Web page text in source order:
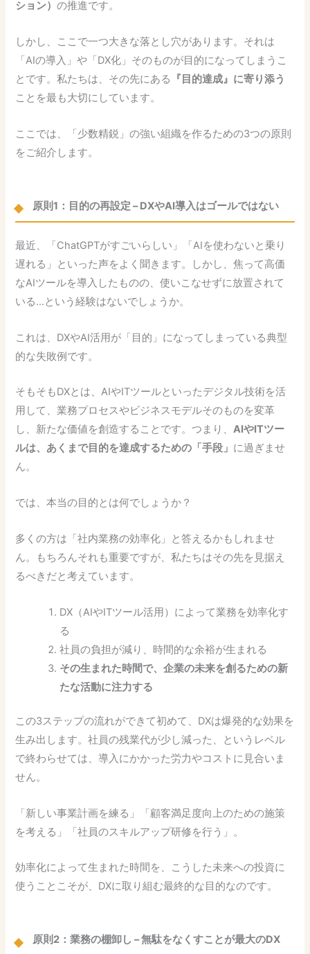
ション）の推進です。
しかし、ここで一つ大きな落とし穴があります。それは
「AIの導入」や「DX化」そのものが目的になってしまうこ
とです。私たちは、その先にある
『目的達成』に寄り添う
ことを最も大切にしています。
ここでは、「少数精鋭」の強い組織を作るための3つの原則
をご紹介します。
原則1：目的の再設定 – DXやAI導入はゴールではない
最近、「ChatGPTがすごいらしい」「AIを使わないと乗り
遅れる」といった声をよく聞きます。しかし、焦って高価
なAIツールを導入したものの、使いこなせずに放置されて
いる…という経験はないでしょうか。
これは、DXやAI活用が「目的」になってしまっている典型
的な失敗例です。
そもそもDXとは、AIやITツールといったデジタル技術を活
用して、業務プロセスやビジネスモデルそのものを変革
し、新たな価値を創造することです。つまり、AIやITツー
ルは、あくまで目的を達成するための「手段」 に過ぎませ
ん。
では、本当の目的とは何でしょうか？
多くの方は「社内業務の効率化」と答えるかもしれませ
ん。もちろんそれも重要ですが、私たちはその先を見据え
るべきだと考えています。
DX（AIやITツール活用）によって業務を効率化す
る
社員の負担が減り、時間的な余裕が生まれる
その生まれた時間で、企業の未来を創るための新
たな活動に注力する
この3ステップの流れができて初めて、DXは爆発的な効果を
生み出します。社員の残業代が少し減った、というレベル
で終わらせては、導入にかかった労力やコストに見合いま
せん。
「新しい事業計画を練る」「顧客満足度向上のための施策
を考える」「社員のスキルアップ研修を行う」。
効率化によって生まれた時間を、こうした未来への投資に
使うことこそが、DXに取り組む最終的な目的なのです。
原則2：業務の棚卸し – 無駄をなくすことが最大のDX